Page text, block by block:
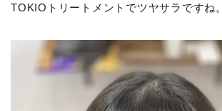
TOKIOトリートメントでツヤサラですね。